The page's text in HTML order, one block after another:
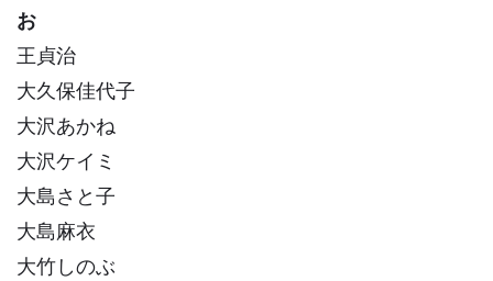
お
王貞治
大久保佳代子
大沢あかね
大沢ケイミ
大島さと子
大島麻衣
大竹しのぶ